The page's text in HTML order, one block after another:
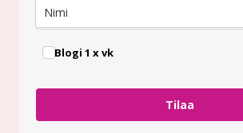
Blogi 1 x vk
Tilaa